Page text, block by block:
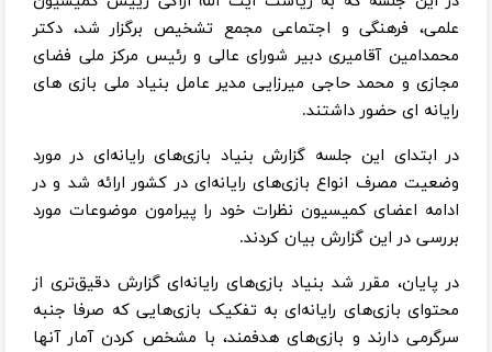
علمی، فرهنگی و اجتماعی مجمع تشخیص برگزار شد، دکتر
محمدامین آقامیری دبیر شورای عالی و رئیس مرکز ملی فضای
مجازی و محمد حاجی میرزایی مدیر عامل بنیاد ملی بازی های
رایانه ای حضور داشتند.
در ابتدای این جلسه گزارش بنیاد بازی‌های رایانه‌ای در مورد
وضعیت مصرف انواع بازی‌های رایانه‌ای در کشور ارائه شد و در
ادامه اعضای کمیسیون نظرات خود را پیرامون موضوعات مورد
بررسی در این گزارش بیان کردند.
در پایان، مقرر شد بنیاد بازی‌های رایانه‌ای گزارش دقیق‌تری از
محتوای بازی‌های رایانه‌ای به تفکیک بازی‌هایی که صرفا جنبه
سرگرمی دارند و بازی‌های هدفمند، با مشخص کردن آمار آنها